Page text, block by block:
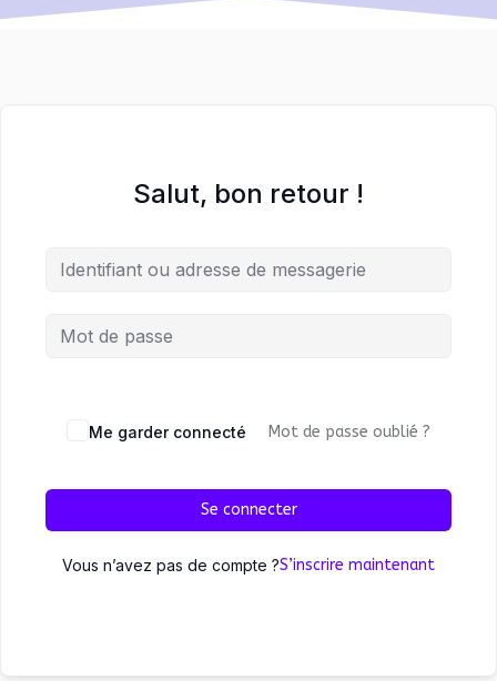
Salut, bon retour !
Me garder connecté Mot de passe oublié ?
Se connecter
Vous n’avez pas de compte ?S’inscrire maintenant